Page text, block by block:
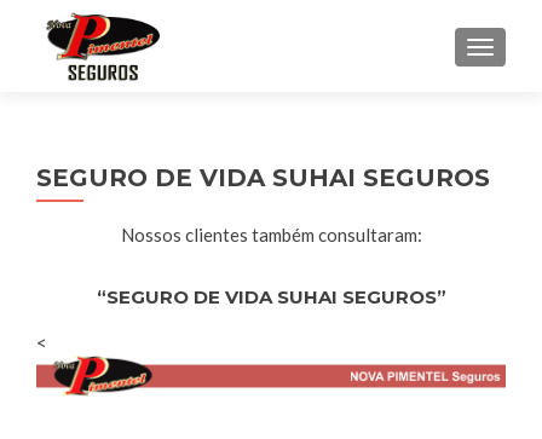
SEGURO DE VIDA SUHAI SEGUROS
Nossos clientes também consultaram:
“SEGURO DE VIDA SUHAI SEGUROS”
<